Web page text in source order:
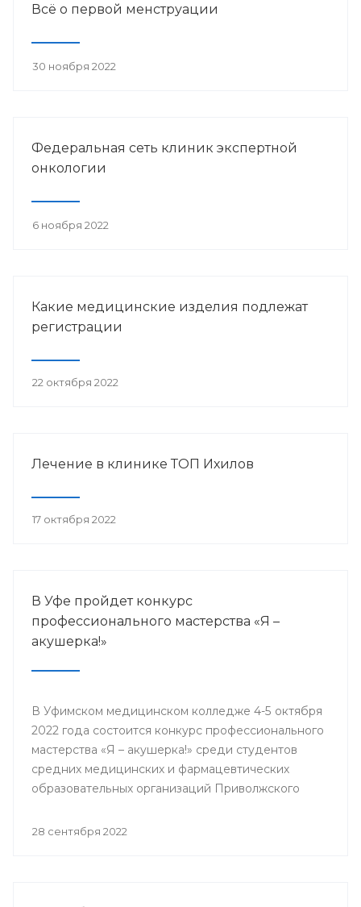
Всё о первой менструации
30 ноября 2022
Федеральная сеть клиник экспертной
онкологии
6 ноября 2022
Какие медицинские изделия подлежат
регистрации
22 октября 2022
Лечение в клинике ТОП Ихилов
17 октября 2022
В Уфе пройдет конкурс
профессионального мастерства «Я –
акушерка!»
В Уфимском медицинском колледже 4-5 октября
2022 года состоится конкурс профессионального
мастерства «Я – акушерка!» среди студентов
средних медицинских и фармацевтических
образовательных организаций Приволжского
28 сентября 2022